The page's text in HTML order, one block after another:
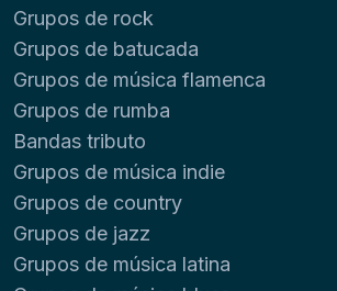
Grupos de rock
Grupos de batucada
Grupos de música flamenca
Grupos de rumba
Bandas tributo
Grupos de música indie
Grupos de country
Grupos de jazz
Grupos de música latina